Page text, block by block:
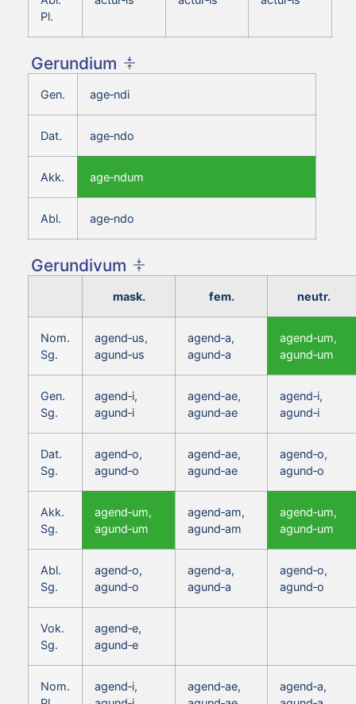
Pl.
Gerundium
Gen. age‑ndi
Dat. age‑ndo
Akk. age‑ndum
Abl. age‑ndo
Gerundivum
mask. fem. neutr.
Nom.
Sg.
agend‑us,
agund‑us
agend‑a,
agund‑a
agend‑um,
agund‑um
Gen.
Sg.
agend‑i,
agund‑i
agend‑ae,
agund‑ae
agend‑i,
agund‑i
Dat.
Sg.
agend‑o,
agund‑o
agend‑ae,
agund‑ae
agend‑o,
agund‑o
Akk.
Sg.
agend‑um,
agund‑um
agend‑am,
agund‑am
agend‑um,
agund‑um
Abl.
Sg.
agend‑o,
agund‑o
agend‑a,
agund‑a
agend‑o,
agund‑o
Vok.
Sg.
agend‑e,
agund‑e
Nom.
agend‑i,
agend‑ae,
agend‑a,